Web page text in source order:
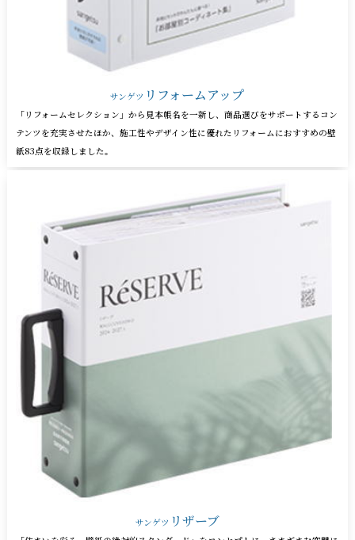
サンゲツ リフォームアップ
「リフォームセレクション」から見本帳名を一新し、商品選びをサポートするコン
テンツを充実させたほか、施工性やデザイン性に優れたリフォームにおすすめの壁
紙83点を収録しました。
サンゲツ リザーブ